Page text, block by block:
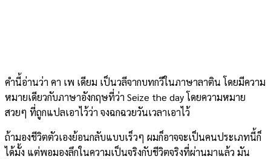
คำนี้อ่านว่า คา เพ เดียม เป็นวลีจากบทกวีในภาษาลาติน โดยมีความ
หมายเดียวกับภาษาอังกฤษที่ว่า Seize the day โดยความหมาย
สวยๆ ที่ถูกแปลเอาไว้ว่า จงฉกฉวยวันเวลาเอาไว้
ถ้ามองชีวิตตัวเองย้อนกลับแบบเร็วๆ ผมก็อาจจะเป็นคนประเภทนี้ก็
ได้มั้ง แต่พอมองลึกในความเป็นจริงกับชีวิตจริงที่ผ่านมาแล้ว มัน